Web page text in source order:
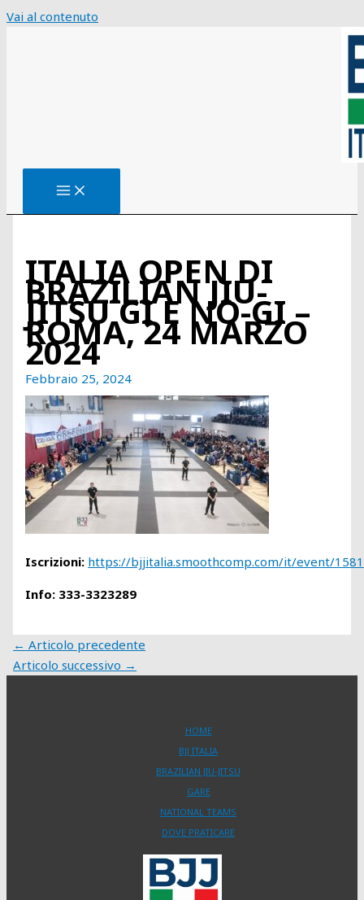
Vai al contenuto
ITALIA OPEN DI
BRAZILIAN JIU-
JITSU GI E NO-GI –
ROMA, 24 MARZO
2024
Febbraio 25, 2024
Iscrizioni: https://bjjitalia.smoothcomp.com/it/event/
Info: 333-3323289
← Articolo precedente
Articolo successivo →
HOME
BJJ ITALIA
BRAZILIAN JIU-JITSU
GARE
NATIONAL TEAMS
DOVE PRATICARE